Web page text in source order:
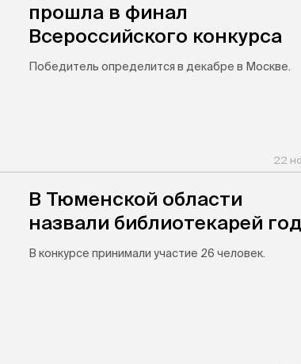
прошла в финал
Всероссийского конкурса
Победитель определится в декабре в Москве.
22
В Тюменской области
назвали библиотекарей
В конкурсе принимали участие 26 человек.